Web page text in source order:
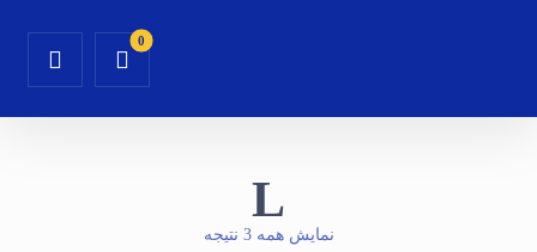
L
نمایش همه 3 نتیجه